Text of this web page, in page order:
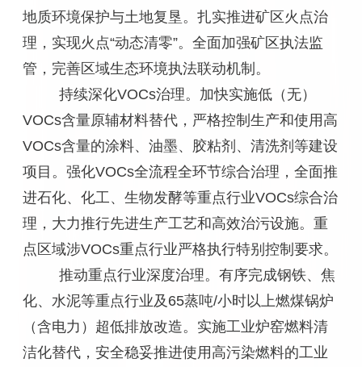
地质环境保护与土地复垦。扎实推进矿区火点治
理，实现火点“动态清零”。全面加强矿区执法监
管，完善区域生态环境执法联动机制。
持续深化VOCs治理。加快实施低（无）
VOCs含量原辅材料替代，严格控制生产和使用高
VOCs含量的涂料、油墨、胶粘剂、清洗剂等建设
项目。强化VOCs全流程全环节综合治理，全面推
进石化、化工、生物发酵等重点行业VOCs综合治
理，大力推行先进生产工艺和高效治污设施。重
点区域涉VOCs重点行业严格执行特别控制要求。
推动重点行业深度治理。有序完成钢铁、焦
化、水泥等重点行业及65蒸吨/小时以上燃煤锅炉
（含电力）超低排放改造。实施工业炉窑燃料清
洁化替代，安全稳妥推进使用高污染燃料的工业